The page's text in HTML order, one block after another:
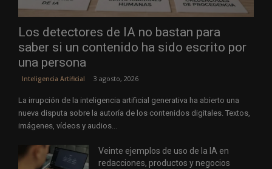
Los detectores de IA no bastan para
saber si un contenido ha sido escrito por
una persona
Inteligencia Artificial 3 agosto, 2026
La irrupción de la inteligencia artificial generativa ha abierto una
nueva disputa sobre la autoría de los contenidos digitales. Textos,
imágenes, vídeos y audios...
Veinte ejemplos de uso de la IA en
redacciones, productos y negocios